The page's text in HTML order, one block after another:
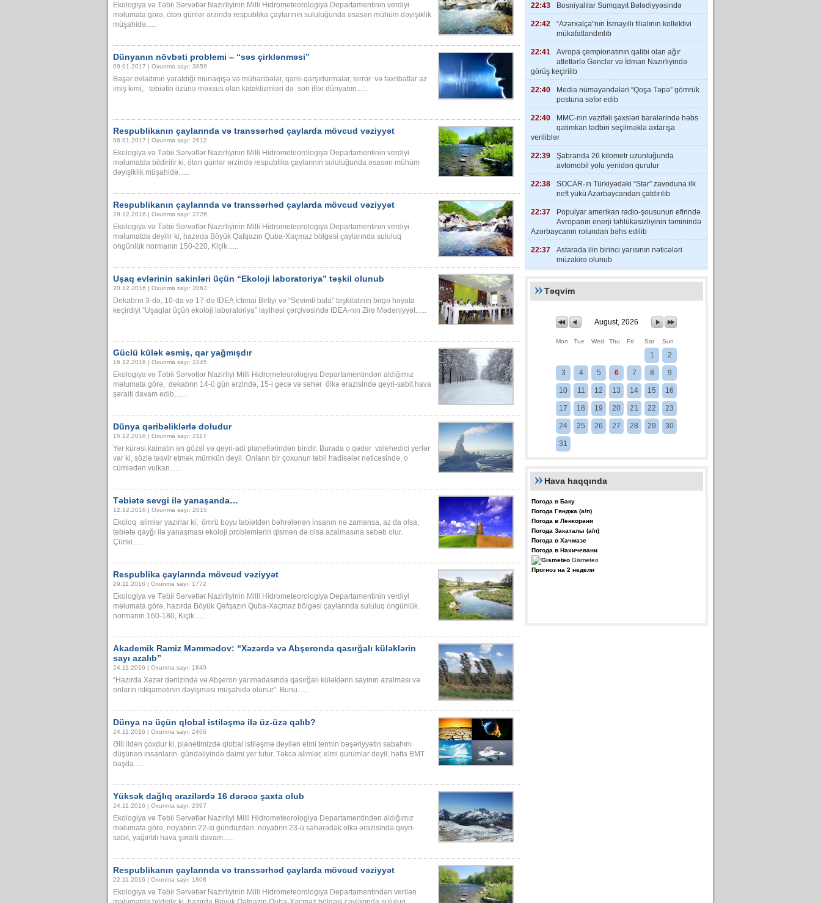
Ekologiya və Təbii Sərvətlər Nazirliyinin Milli Hidrometeorologiya Departamentinin verdiyi
məlumata görə, ötən günlər ərzində respublika çaylarının sululuğunda əsasən mühüm dəyişiklik
müşahidə......
Dünyanın növbəti problemi – “səs çirklənməsi”
09.01.2017 | Oxunma sayı: 3859
Bəşər övladının yaratdığı münaqişə və müharibələr, qanlı qarşıdurmalar, terror və təxribatlar az
imiş kimi, təbiətin özünə məxsus olan kataklizmləri də son illər dünyanın......
Respublikanın çaylarında və transsərhəd çaylarda mövcud vəziyyət
06.01.2017 | Oxunma sayı: 2612
Ekologiya və Təbii Sərvətlər Nazirliyinin Milli Hidrometeorologiya Departamentinin verdiyi
məlumatda bildirilir ki, ötən günlər ərzində respublika çaylarının sululuğunda əsasən mühüm
dəyişiklik müşahidə......
Respublikanın çaylarında və transsərhəd çaylarda mövcud vəziyyət
29.12.2016 | Oxunma sayı: 2226
Ekologiya və Təbii Sərvətlər Nazirliyinin Milli Hidrometeorologiya Departamentinin verdiyi
məlumatda deyilir ki, hazırda Böyük Qafqazın Quba-Xaçmaz bölgəsi çaylarında sululuq
ongünlük normanın 150-220, Kiçik......
Uşaq evlərinin sakinləri üçün “Ekoloji laboratoriya” təşkil olunub
20.12.2016 | Oxunma sayı: 2063
Dekabrın 3-də, 10-da və 17-də IDEA İctimai Birliyi və “Sevimli bala” təşkilatının birgə həyata
keçirdiyi “Uşaqlar üçün ekoloji laboratoriya” layihəsi çərçivəsində IDEA-nın Zirə Mədəniyyət......
Güclü külək əsmiş, qar yağmışdır
16.12.2016 | Oxunma sayı: 2245
Ekologiya və Təbii Sərvətlər Nazirliyi Milli Hidrometeorologiya Departamentindən aldığımız
məlumata görə, dekabrın 14-ü gün ərzində, 15-i gecə və səhər ölkə ərazisində qeyri-sabit hava
şəraiti davam edib,......
Dünya qəribəliklərlə doludur
15.12.2016 | Oxunma sayı: 2117
Yer kürəsi kainatın ən gözəl və qeyri-adi planetlərindən biridir. Burada o qədər valehedici yerlər
var ki, sözlə təsvir etmək mümkün deyil. Onların bir çoxunun təbii hadisələr nəticəsində, o
cümlədən vulkan......
Təbiətə sevgi ilə yanaşanda…
12.12.2016 | Oxunma sayı: 2015
Ekoloq alimlər yazırlar ki, ömrü boyu təbiətdən bəhrələnən insanın nə zamansa, az da olsa,
təbiətə qayğı ilə yanaşması ekoloji problemlərin qismən də olsa azalmasına səbəb olur.
Çünki......
Respublika çaylarında mövcud vəziyyət
29.11.2016 | Oxunma sayı: 1772
Ekologiya və Təbii Sərvətlər Nazirliyinin Milli Hidrometeorologiya Departamentinin verdiyi
məlumata görə, hazırda Böyük Qafqazın Quba-Xaçmaz bölgəsi çaylarında sululuq ongünlük
normanın 160-180, Kiçik......
Akademik Ramiz Məmmədov: “Xəzərdə və Abşeronda qasırğalı küləklərin
sayı azalıb”
24.11.2016 | Oxunma sayı: 1840
“Hazırda Xəzər dənizində və Abşeron yarımadasında qasırğalı küləklərin sayının azalması və
onların istiqamətinin dəyişməsi müşahidə olunur”. Bunu......
Dünya nə üçün qlobal istiləşmə ilə üz-üzə qalıb?
24.11.2016 | Oxunma sayı: 2466
Əlli ildən çoxdur ki, planetimizdə qlobal istiləşmə deyilən elmi termin bəşəriyyətin sabahını
düşünən insanların gündəliyində daimi yer tutur. Təkcə alimlər, elmi qurumlar deyil, hətta BMT
başda......
Yüksək dağlıq ərazilərdə 16 dərəcə şaxta olub
24.11.2016 | Oxunma sayı: 2397
Ekologiya və Təbii Sərvətlər Nazirliyi Milli Hidrometeorologiya Departamentindən aldığımız
məlumata görə, noyabrın 22-si gündüzdən noyabrın 23-ü səhərədək ölkə ərazisində qeyri-
sabit, yağıntılı hava şəraiti davam......
Respublikanın çaylarında və transsərhəd çaylarda mövcud vəziyyət
22.11.2016 | Oxunma sayı: 1808
Ekologiya və Təbii Sərvətlər Nazirliyinin Milli Hidrometeorologiya Departamentindən verilən
22:43 Bosniyalılar Sumqayıt Bələdiyyəsində
22:42
“Azərxalça”nın İsmayıllı filialının kollektivi
mükafatlandırılıb
22:41
Avropa çempionatının qalibi olan ağır
atletlərlə Gənclər və İdman Nazirliyində
görüş keçirilib
22:40
Media nümayəndələri “Qoşa Təpə” gömrük
postuna səfər edib
22:40
MMC-nin vəzifəli şəxsləri barələrində həbs
qətimkan tədbiri seçilməklə axtarışa
veriliblər
22:39
Şabranda 26 kilometr uzunluğunda
avtomobil yolu yenidən qurulur
22:38
SOCAR-ın Türkiyədəki “Star” zavoduna ilk
neft yükü Azərbaycandan çatdırılıb
22:37
Populyar amerikan radio-şousunun efirində
Avropanın enerji təhlükəsizliyinin təminində
Azərbaycanın rolundan bəhs edilib
22:37
Astarada ilin birinci yarısının nəticələri
müzakirə olunub
Təqvim
August, 2026
Mon Tue Wed Thu Fri Sat Sun
1 2
3 4 5 6 7 8 9
10 11 12 13 14 15 16
17 18 19 20 21 22 23
24 25 26 27 28 29 30
31
Hava haqqında
Погода в Баку
Погода Гянджа (а/п)
Погода в Ленкорани
Погода Закаталы (а/п)
Погода в Хачмазе
Погода в Нахичевани
Gismeteo
Прогноз на 2 недели